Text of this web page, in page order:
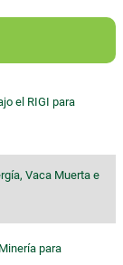
el RIGI para
Vaca Muerta e
para